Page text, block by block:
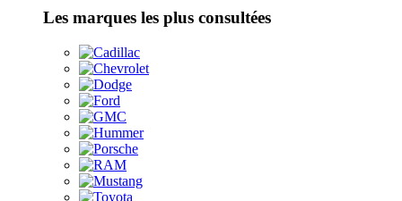
Les marques les plus consultées